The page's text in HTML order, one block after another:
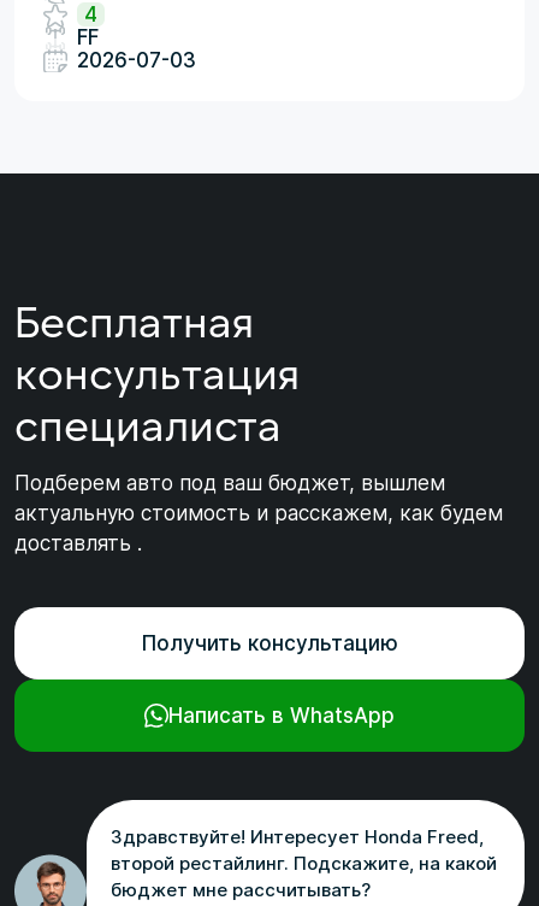
4
FF
2026-07-03
Бесплатная
консультация
специалиста
Подберем авто под ваш бюджет, вышлем
актуальную стоимость и расскажем, как будем
доставлять .
Получить консультацию
Написать в WhatsApp
Здравствуйте! Интересует Honda Freed,
второй рестайлинг. Подскажите, на какой
бюджет мне рассчитывать?